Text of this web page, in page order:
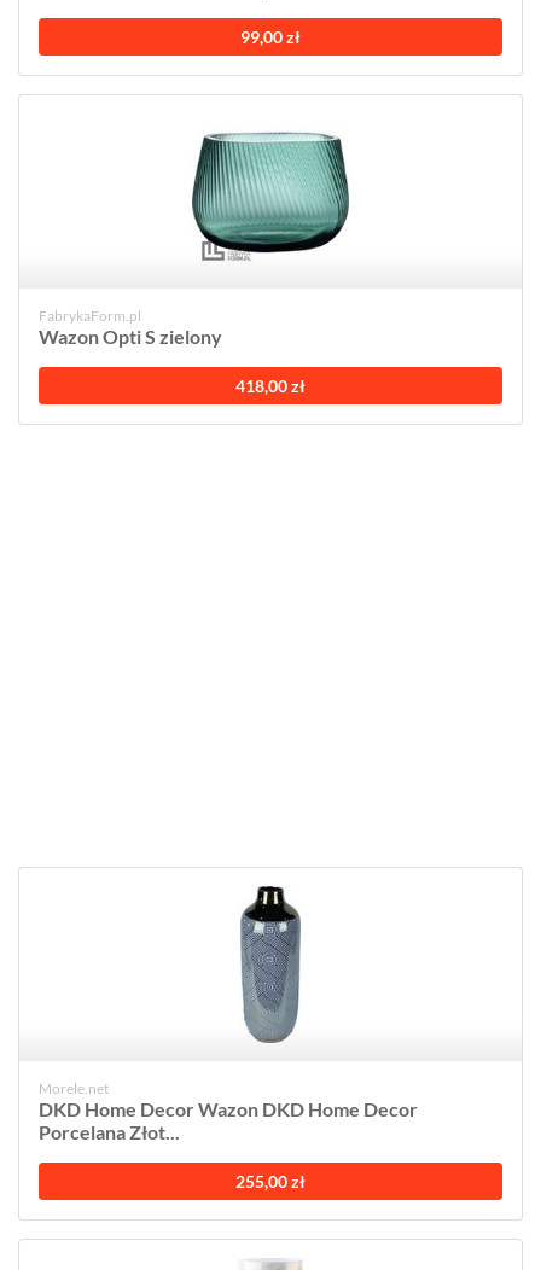
99,00 zł
FabrykaForm.pl
Wazon Opti S zielony
418,00 zł
Morele.net
DKD Home Decor Wazon DKD Home Decor
Porcelana Złot...
255,00 zł